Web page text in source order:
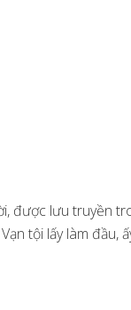
được lưu truyền
tội lấy làm đầu,